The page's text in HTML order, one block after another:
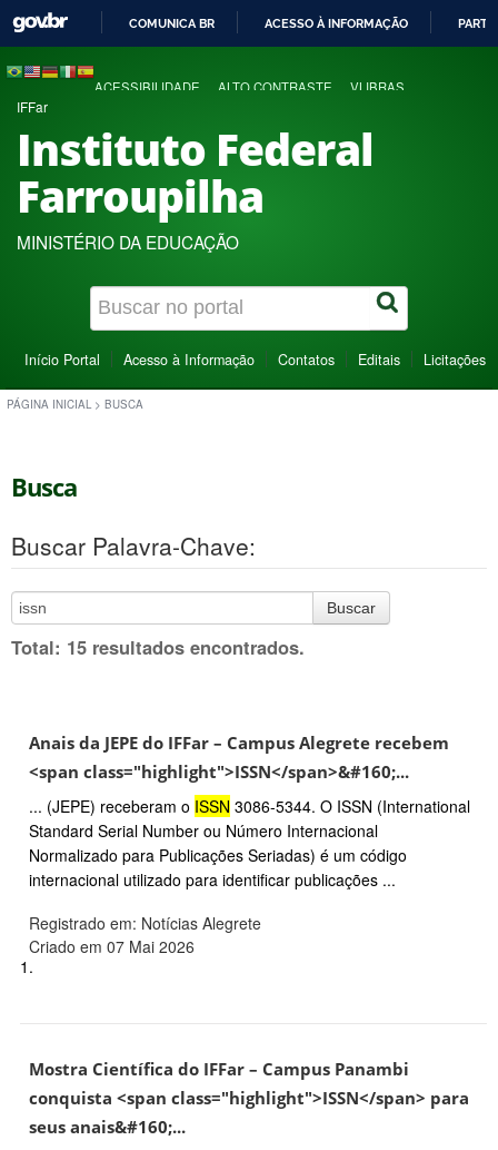
COMUNICA BR ACESSO À INFORMAÇÃO
ACESSIBILIDADE ALTO CONTRASTE VLIBRAS
IFFar
Instituto Federal
Farroupilha
MINISTÉRIO DA EDUCAÇÃO
Início Portal Acesso à Informação Contatos Editais Licitações
PÁGINA INICIAL > BUSCA
Busca
Buscar Palavra-Chave:
Buscar
Total: 15 resultados encontrados.
Anais da JEPE do IFFar – Campus Alegrete recebem
<span class="highlight">ISSN</span>&#160;...
... (JEPE) receberam o ISSN 3086-5344. O ISSN (International
Standard Serial Number ou Número Internacional
Normalizado para Publicações Seriadas) é um código
internacional utilizado para identificar publicações ...
Registrado em: Notícias Alegrete
Criado em 07 Mai 2026
1.
Mostra Científica do IFFar – Campus Panambi
conquista <span class="highlight">ISSN</span> para
seus anais&#160;...